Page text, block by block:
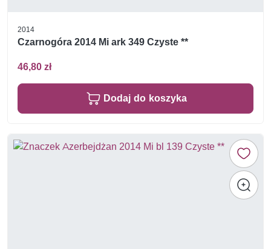
2014
Czarnogóra 2014 Mi ark 349 Czyste **
46,80 zł
Dodaj do koszyka